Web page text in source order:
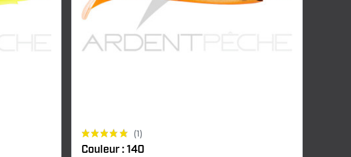
(1)
Couleur : 140